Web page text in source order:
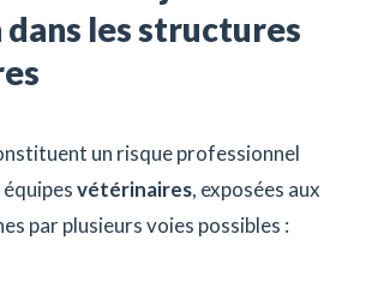
les structures
un risque professionnel
vétérinaires, exposées aux
par plusieurs voies possibles :